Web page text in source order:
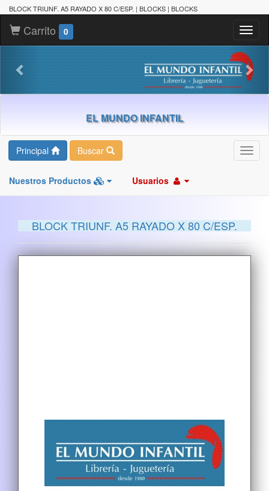
BLOCK TRIUNF. A5 RAYADO X 80 C/ESP. | BLOCKS | BLOCKS
Carrito 0
EL MUNDO INFANTIL
Principal Buscar
Nuestros Productos Usuarios
BLOCK TRIUNF. A5 RAYADO X 80 C/ESP.